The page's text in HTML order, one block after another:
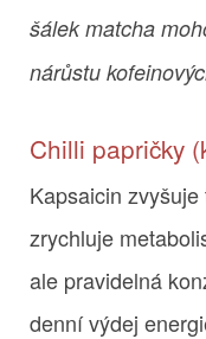
šálek matcha
nárůstu
Chilli papričky
Kapsaicin
zrychluje
ale pravidelná
denní výdej